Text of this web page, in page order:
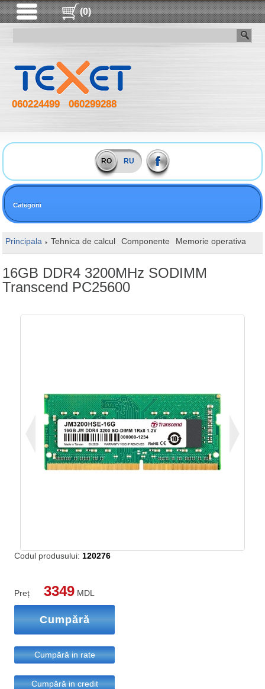
(0)
060224499 060299288
RO RU
Categorii
Principala Tehnica de calcul Componente Memorie operativa
16GB DDR4 3200MHz SODIMM
Transcend PC25600
Codul produsului: 120276
Preț 3349 MDL
Cumpără
Cumpără in rate
Cumpără in credit